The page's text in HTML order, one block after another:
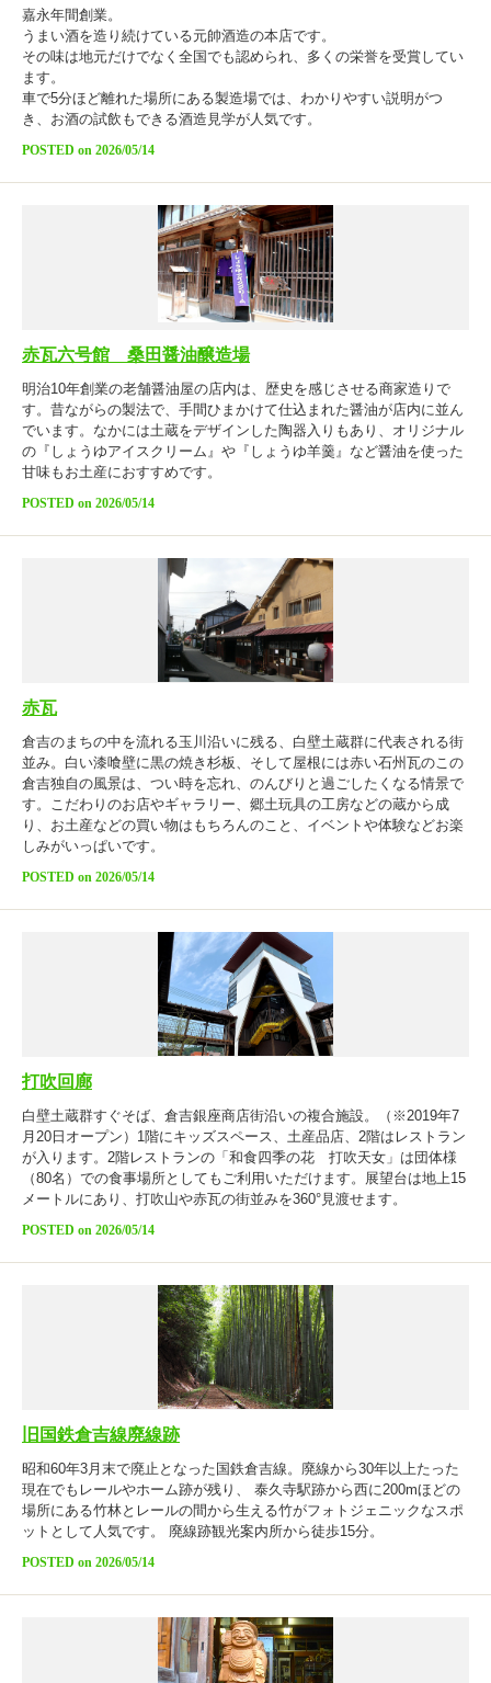
嘉永年間創業。
うまい酒を造り続けている元帥酒造の本店です。
その味は地元だけでなく全国でも認められ、多くの栄誉を受賞してい
ます。
車で5分ほど離れた場所にある製造場では、わかりやすい説明がつ
き、お酒の試飲もできる酒造見学が人気です。
POSTED on 2026/05/14
赤瓦六号館 桑田醤油醸造場
明治10年創業の老舗醤油屋の店内は、歴史を感じさせる商家造りで
す。昔ながらの製法で、手間ひまかけて仕込まれた醤油が店内に並ん
でいます。なかには土蔵をデザインした陶器入りもあり、オリジナル
の『しょうゆアイスクリーム』や『しょうゆ羊羹』など醤油を使った
甘味もお土産におすすめです。
POSTED on 2026/05/14
赤瓦
倉吉のまちの中を流れる玉川沿いに残る、白壁土蔵群に代表される街
並み。白い漆喰壁に黒の焼き杉板、そして屋根には赤い石州瓦のこの
倉吉独自の風景は、つい時を忘れ、のんびりと過ごしたくなる情景で
す。こだわりのお店やギャラリー、郷土玩具の工房などの蔵から成
り、お土産などの買い物はもちろんのこと、イベントや体験などお楽
しみがいっぱいです。
POSTED on 2026/05/14
打吹回廊
白壁土蔵群すぐそば、倉吉銀座商店街沿いの複合施設。（※2019年7
月20日オープン）1階にキッズスペース、土産品店、2階はレストラン
が入ります。2階レストランの「和食四季の花 打吹天女」は団体様
（80名）での食事場所としてもご利用いただけます。展望台は地上15
メートルにあり、打吹山や赤瓦の街並みを360°見渡せます。
POSTED on 2026/05/14
旧国鉄倉吉線廃線跡
昭和60年3月末で廃止となった国鉄倉吉線。廃線から30年以上たった
現在でもレールやホーム跡が残り、 泰久寺駅跡から西に200mほどの
場所にある竹林とレールの間から生える竹がフォトジェニックなスポ
ットとして人気です。 廃線跡観光案内所から徒歩15分。
POSTED on 2026/05/14